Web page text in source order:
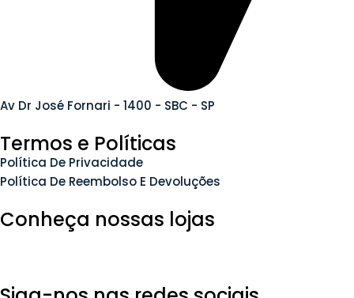
Av Dr José Fornari - 1400 - SBC - SP
Termos e Políticas
Política De Privacidade
Política De Reembolso E Devoluções
Conheça nossas lojas